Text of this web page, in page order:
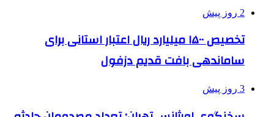
2 روز پیش
تخصیص ۱۵۰۰ میلیارد ریال اعتبار استانی برای
ساماندهی بافت قدیم دزفول
3 روز پیش